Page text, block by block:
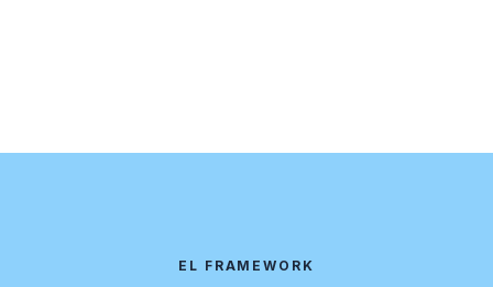
EL FRAMEWORK